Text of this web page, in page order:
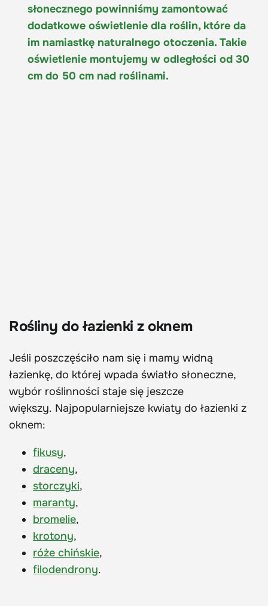
słonecznego powinniśmy zamontować
dodatkowe oświetlenie dla roślin, które da
im namiastkę naturalnego otoczenia. Takie
oświetlenie montujemy w odległości od 30
cm do 50 cm nad roślinami.
Rośliny do łazienki z oknem
Jeśli poszczęściło nam się i mamy widną
łazienkę, do której wpada światło słoneczne,
wybór roślinności staje się jeszcze
większy. Najpopularniejsze kwiaty do łazienki z
oknem:
fikusy,
draceny,
storczyki,
maranty,
bromelie,
krotony,
róże chińskie,
filodendrony.